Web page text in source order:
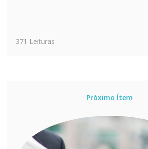
371 Leituras
Próximo Ítem